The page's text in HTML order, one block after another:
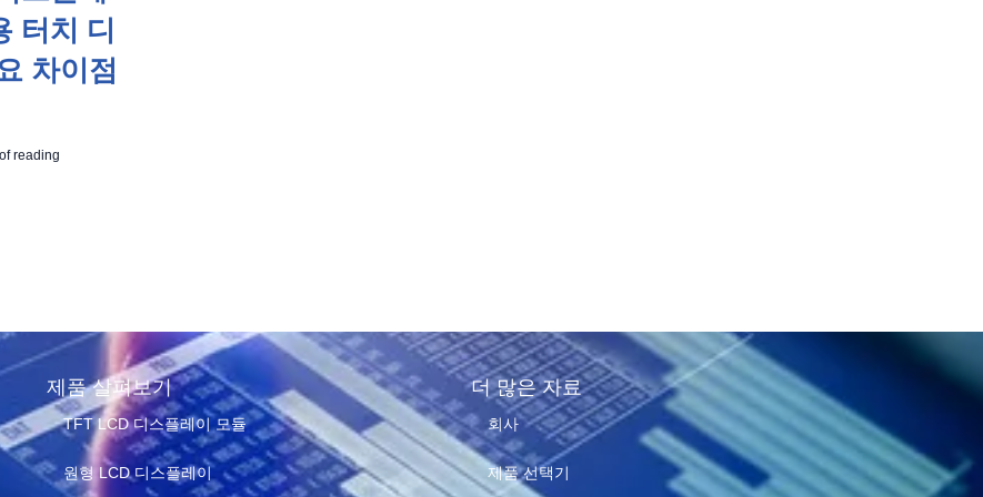
터치 디
차이점
reading
제품 살펴보기
TFT LCD 디스플레이 모듈
원형 LCD 디스플레이
더 많은 자료
회사
제품 선택기